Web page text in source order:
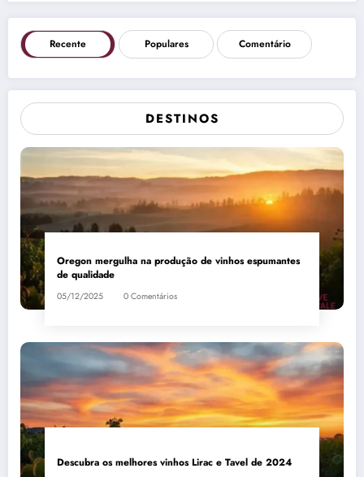
Recente Populares Comentário
DESTINOS
Oregon mergulha na produção de vinhos espumantes
de qualidade
05/12/2025 0 Comentários
Descubra os melhores vinhos Lirac e Tavel de 2024